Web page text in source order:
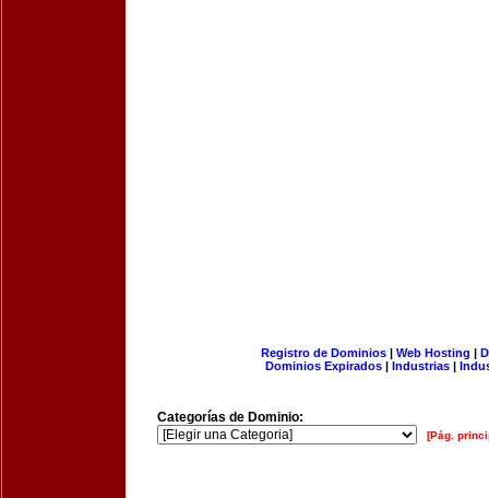
Registro de Dominios| Web Hosting |
Dominios Expirados | Industrias |
Categorías de Dominio:
[Pág.